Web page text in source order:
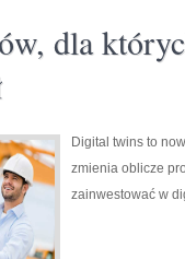
dla
Digital twins to
zmienia oblicze
zainwestować w